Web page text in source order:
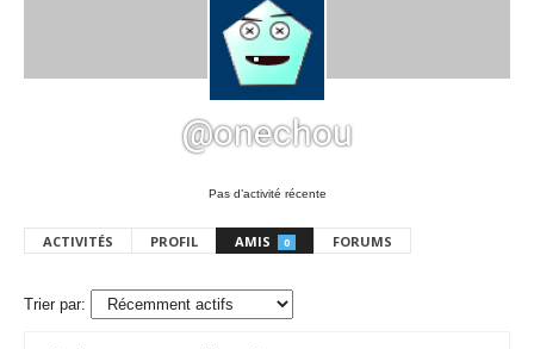
@onechou
Pas d’activité récente
ACTIVITÉS PROFIL AMIS 0 FORUMS
Trier par: